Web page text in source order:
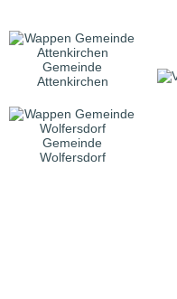
Gemeinde
Attenkirchen
Gemeinde
Wolfersdorf